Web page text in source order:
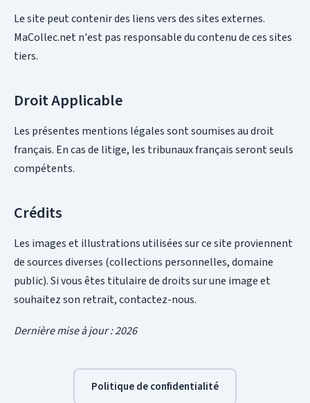
Le site peut contenir des liens vers des sites externes.
MaCollec.net n'est pas responsable du contenu de ces sites
tiers.
Droit Applicable
Les présentes mentions légales sont soumises au droit
français. En cas de litige, les tribunaux français seront seuls
compétents.
Crédits
Les images et illustrations utilisées sur ce site proviennent
de sources diverses (collections personnelles, domaine
public). Si vous êtes titulaire de droits sur une image et
souhaitez son retrait, contactez-nous.
Dernière mise à jour : 2026
Politique de confidentialité